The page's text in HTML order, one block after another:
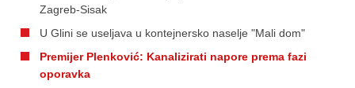
Zagreb-Sisak
U Glini se useljava u kontejnersko naselje "Mali dom"
Premijer Plenković: Kanalizirati napore prema fazi
oporavka